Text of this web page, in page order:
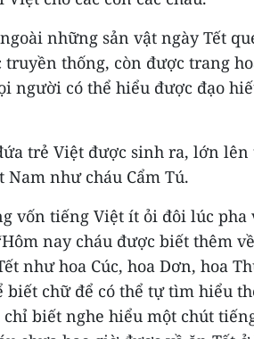
những sản vật ngày Tết
thống, còn được trang
người có thể hiểu được đạo
trẻ Việt được sinh ra, lớn lên
như cháu Cẩm Tú.
vốn tiếng Việt ít ỏi đôi lúc
nay cháu được biết thêm
như hoa Cúc, hoa Dơn, hoa
biết chữ để có thể tự tìm hiểu
biết nghe hiểu một chút